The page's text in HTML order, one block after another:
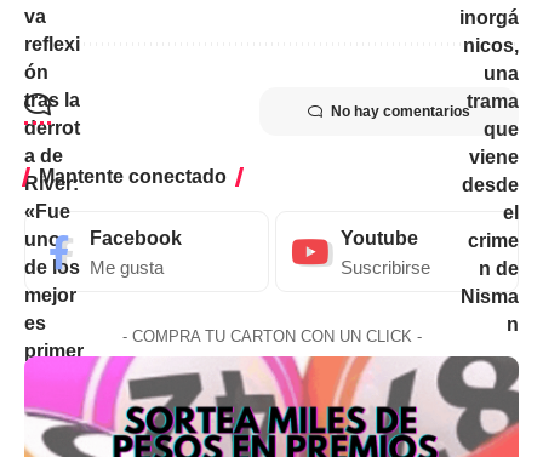
No hay comentarios
Mantente conectado
Facebook
Me gusta
Youtube
Suscribirse
- COMPRA TU CARTON CON UN CLICK -